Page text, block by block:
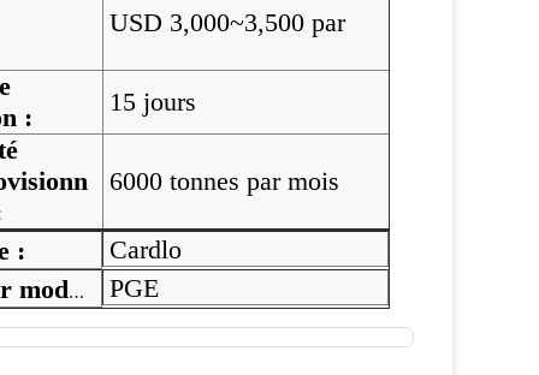
USD 3,000~3,500 par
:
15 jours
6000 tonnes par mois
: Cardlo
Number modèle : PGE